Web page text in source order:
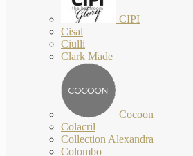
CIPI
Cisal
Ciulli
Clark Made
Cocoon
Colacril
Collection Alexandra
Colombo